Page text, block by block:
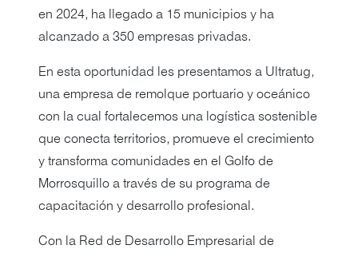
en 2024, ha llegado a 15 municipios y ha
alcanzado a 350 empresas privadas.
En esta oportunidad les presentamos a Ultratug,
una empresa de remolque portuario y oceánico
con la cual fortalecemos una logística sostenible
que conecta territorios, promueve el crecimiento
y transforma comunidades en el Golfo de
Morrosquillo a través de su programa de
capacitación y desarrollo profesional.
Con la Red de Desarrollo Empresarial de